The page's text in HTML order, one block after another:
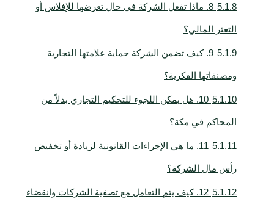
5.1.8 8. ماذا تفعل الشركة في حال تعرضها للإفلاس أو
التعثر المالي؟
5.1.9 9. كيف تضمن الشركة حماية علامتها التجارية
ومصنفاتها الفكرية؟
5.1.10 10. هل يمكن اللجوء للتحكيم التجاري بدلاً من
المحاكم في مكة؟
5.1.11 11. ما هي الإجراءات القانونية لزيادة أو تخفيض
رأس مال الشركة؟
5.1.12 12. كيف يتم التعامل مع تصفية الشركات وانقضاء